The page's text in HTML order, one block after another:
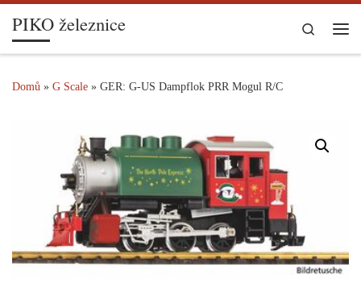
Skip to content
PIKO železnice
Search
Domů » G Scale » GER: G-US Dampflok PRR Mogul R/C